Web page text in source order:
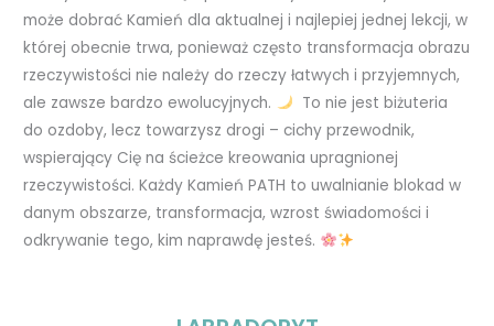
może dobrać Kamień dla aktualnej i najlepiej jednej lekcji, w
której obecnie trwa, ponieważ często transformacja obrazu
rzeczywistości nie należy do rzeczy łatwych i przyjemnych,
ale zawsze bardzo ewolucyjnych.
To nie jest biżuteria
do ozdoby, lecz towarzysz drogi – cichy przewodnik,
wspierający Cię na ścieżce kreowania upragnionej
rzeczywistości. Każdy Kamień PATH to uwalnianie blokad w
danym obszarze, transformacja, wzrost świadomości i
odkrywanie tego, kim naprawdę jesteś.